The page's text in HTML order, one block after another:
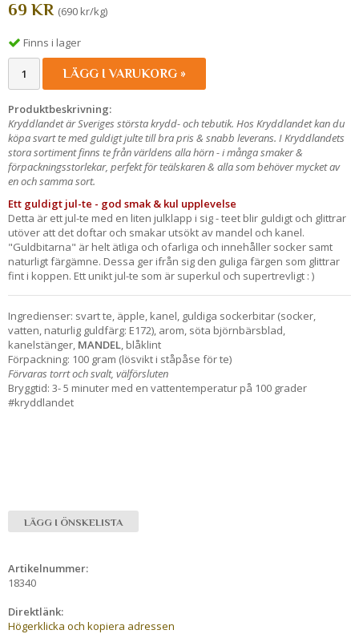
69 KR (690 kr/kg)
Finns i lager
LÄGG I VARUKORG »
Produktbeskrivning:
Kryddlandet är Sveriges största krydd- och tebutik. Hos Kryddlandet kan du
köpa svart te med guldigt julte till bra pris & snabb leverans. I Kryddlandets
stora sortiment finns te från världens alla hörn - i många smaker &
förpackningsstorlekar, perfekt för teälskaren & alla som behöver mycket av
en och samma sort.
Ett guldigt jul-te - god smak & kul upplevelse
Detta är ett jul-te med en liten julklapp i sig - teet blir guldigt och glittrar
utöver att det doftar och smakar utsökt av mandel och kanel.
"Guldbitarna" är helt ätliga och ofarliga och innehåller socker samt
naturligt färgämne. Dessa ger ifrån sig den guliga färgen som glittrar
fint i koppen. Ett unikt jul-te som är superkul och supertrevligt : )
Ingredienser: svart te, äpple, kanel, guldiga sockerbitar (socker,
vatten, naturlig guldfärg: E172), arom, söta björnbärsblad,
kanelstänger, MANDEL , blåklint
Förpackning: 100 gram (lösvikt i ståpåse för te)
Förvaras torrt och svalt, välförsluten
Bryggtid: 3- 5 minuter med en vattentemperatur på 100 grader
#kryddlandet
LÄGG I ÖNSKELISTA
Artikelnummer:
18340
Direktlänk:
Högerklicka och kopiera adressen